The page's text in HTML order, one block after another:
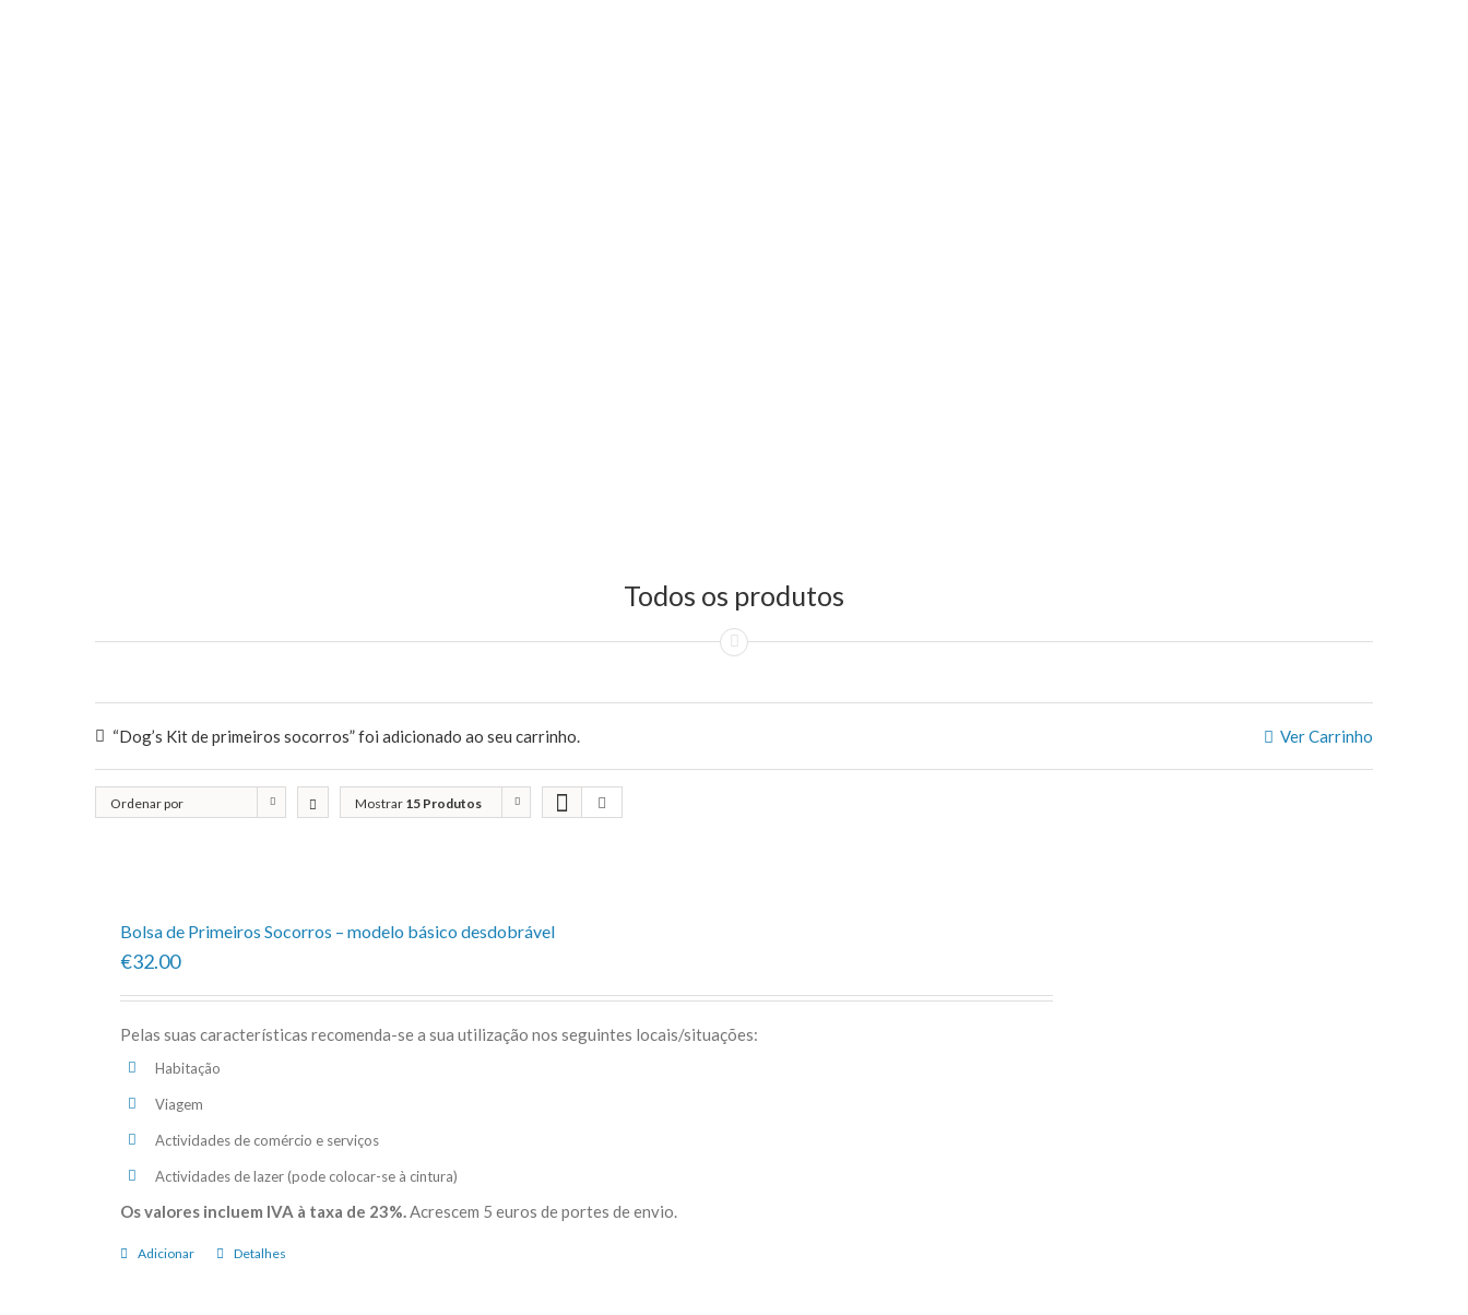
Todos os produtos
Ver Carrinho
“Dog’s Kit de primeiros socorros” foi adicionado ao seu carrinho.
Ordenar por
Mostrar 15 Produtos
Bolsa de Primeiros Socorros – modelo básico desdobrável
€32.00
Pelas suas características recomenda-se a sua utilização nos seguintes locais/situações:
Habitação
Viagem
Actividades de comércio e serviços
Actividades de lazer (pode colocar-se à cintura)
Os valores incluem IVA à taxa de 23%. Acrescem 5 euros de portes de envio.
Adicionar Detalhes